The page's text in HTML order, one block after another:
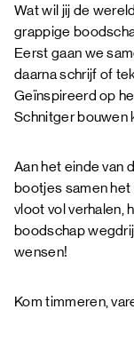
Wat wil jij de
grappige
Eerst gaan we
daarna schrijf of
Geïnspireerd op
Schnitger bouwen
Aan het einde van
bootjes samen het
vloot vol verhalen,
boodschap
wensen!
Kom timmeren,